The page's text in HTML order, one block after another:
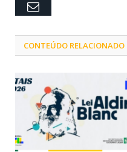
Email
CONTEÚDO RELACIONADO